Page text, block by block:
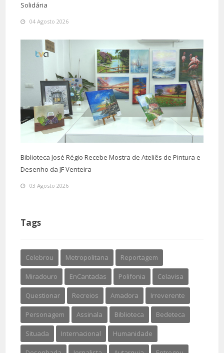
Solidária
04 Agosto 2026
Biblioteca José Régio Recebe Mostra de Ateliês de Pintura e
Desenho da JF Venteira
03 Agosto 2026
Tags
Celebrou Metropolitana Reportagem
Miradouro EnCantadas Polifonia Celavisa
Questionar Recreios Amadora Irreverente
Personagem Assinala Biblioteca Bedeteca
Situada Internacional Humanidade